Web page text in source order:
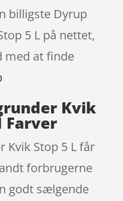
billigste Dyrup
5 L på nettet,
med at finde
Kvik
Farver
Kvik Stop 5 L får
forbrugerne
godt sælgende